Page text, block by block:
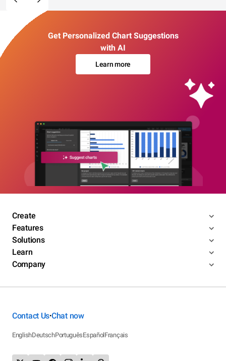
Get Personalized Chart Suggestions
with AI
Learn more
Create
Features
Solutions
Learn
Company
Contact Us•Chat now
EnglishDeutschPortuguêsEspañolFrançais